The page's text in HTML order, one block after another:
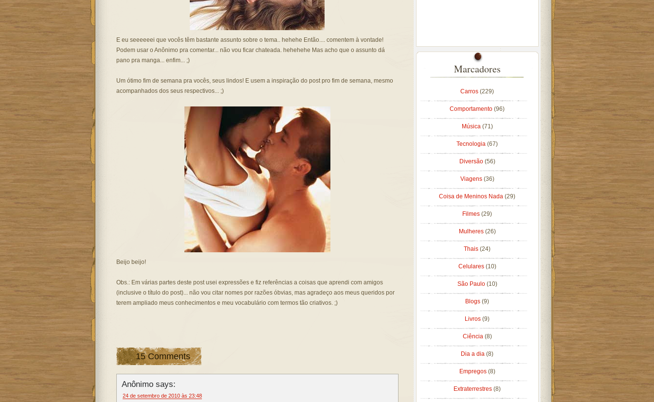
E eu seeeeeei que vocês têm bastante assunto sobre o tema.. hehehe Então.... comentem à vontade!
Podem usar o Anônimo pra comentar... não vou ficar chateada. hehehehe Mas acho que o assunto dá
pano pra manga... enfim... ;)
Um ótimo fim de semana pra vocês, seus lindos! E usem a inspiração do post pro fim de semana, mesmo
acompanhados dos seus respectivos... ;)
Beijo beijo!
Obs.: Em várias partes deste post usei expressões e fiz referências a coisas que aprendi com amigos
(inclusive o título do post)... não vou citar nomes por razões óbvias, mas agradeço aos meus queridos por
terem ampliado meus conhecimentos e meu vocabulário com termos tão criativos. ;)
15 Comments
Anônimo says:
24 de setembro de 2010 às 23:48
Marcadores
Carros (229)
Comportamento (96)
Música (71)
Tecnologia (67)
Diversão (56)
Viagens (36)
Coisa de Meninos Nada (29)
Filmes (29)
Mulheres (26)
Thais (24)
Celulares (10)
São Paulo (10)
Blogs (9)
Livros (9)
Ciência (8)
Dia a dia (8)
Empregos (8)
Extraterrestres (8)